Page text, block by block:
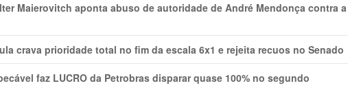
Maierovitch aponta abuso de autoridade de André Mendonça contra a
crava prioridade total no fim da escala 6x1 e rejeita recuos no Senado
faz LUCRO da Petrobras disparar quase 100% no segundo